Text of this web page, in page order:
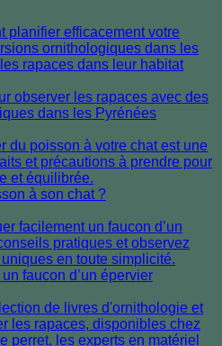
observer les rapaces avec des
dans les Pyrénées
à son chat ?
faucon d’un épervier